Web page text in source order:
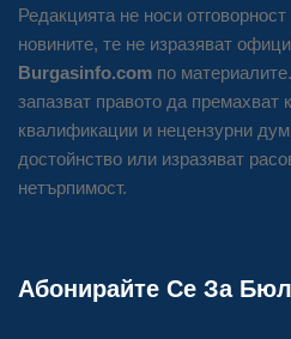
Редакцията не носи
новините, те не изразяват
Burgasinfo.com по
запазват правото да премахват
квалификации и нецензурни
достойнство или изразяват
нетърпимост.
Абонирайте Се За